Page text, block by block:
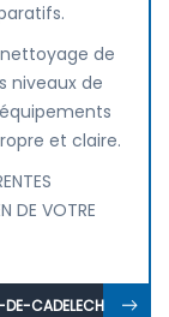
de
niveaux de
et claire.
DE VOTRE
DE-CADELECH